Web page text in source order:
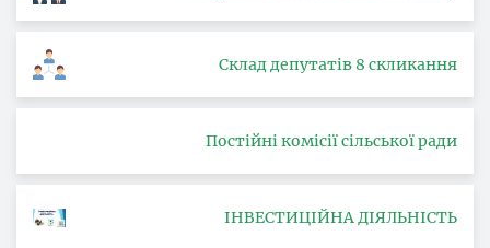
Склад депутатів 8 скликання
Постійні комісії сільської ради
ІНВЕСТИЦІЙНА ДІЯЛЬНІСТЬ